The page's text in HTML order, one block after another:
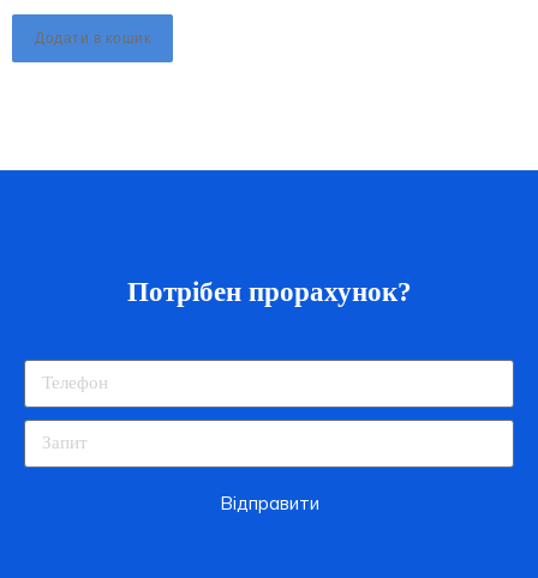
Додати в кошик
Потрібен прорахунок?
Відправити